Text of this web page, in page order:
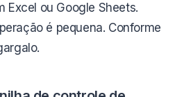
Excel ou Google Sheets.
é pequena. Conforme